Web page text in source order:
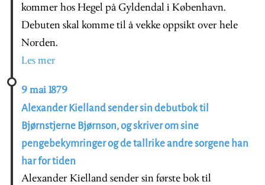
kommer hos Hegel på Gyldendal i København.
Debuten skal komme til å vekke oppsikt over hele
Norden.
Les mer
9 mai 1879
Alexander Kielland sender sin debutbok til
Bjørnstjerne Bjørnson, og skriver om sine
pengebekymringer og de tallrike andre sorgene han
har for tiden
Alexander Kielland sender sin første bok til